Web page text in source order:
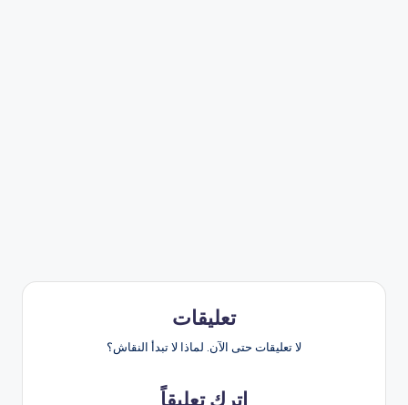
تعليقات
لا تعليقات حتى الآن. لماذا لا تبدأ النقاش؟
اترك تعليقاً